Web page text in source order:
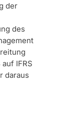
der
des
IFRS
daraus